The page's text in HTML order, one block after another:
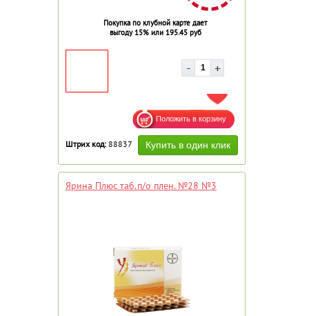
Покупка по клубной карте дает
выгоду 15% или 195.45 руб
ДОБАВИТЬ В ИЗБРАННОЕ
Штрих код: 88837
Ярина Плюс таб.п/о плен. №28 №3